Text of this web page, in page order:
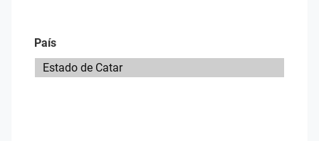
País